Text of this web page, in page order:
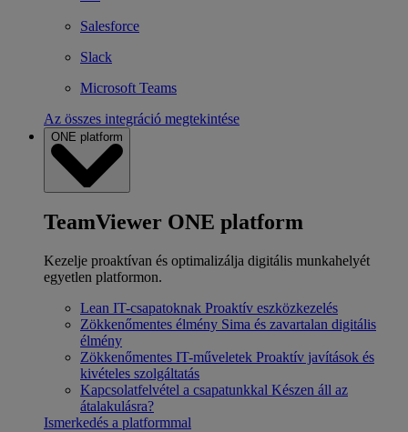
Salesforce
Slack
Microsoft Teams
Az összes integráció megtekintése
ONE platform
TeamViewer ONE platform
Kezelje proaktívan és optimalizálja digitális munkahelyét
egyetlen platformon.
Lean IT-csapatoknak Proaktív eszközkezelés
Zökkenőmentes élmény Sima és zavartalan digitális
élmény
Zökkenőmentes IT-műveletek Proaktív javítások és
kivételes szolgáltatás
Kapcsolatfelvétel a csapatunkkal Készen áll az
átalakulásra?
Ismerkedés a platformmal